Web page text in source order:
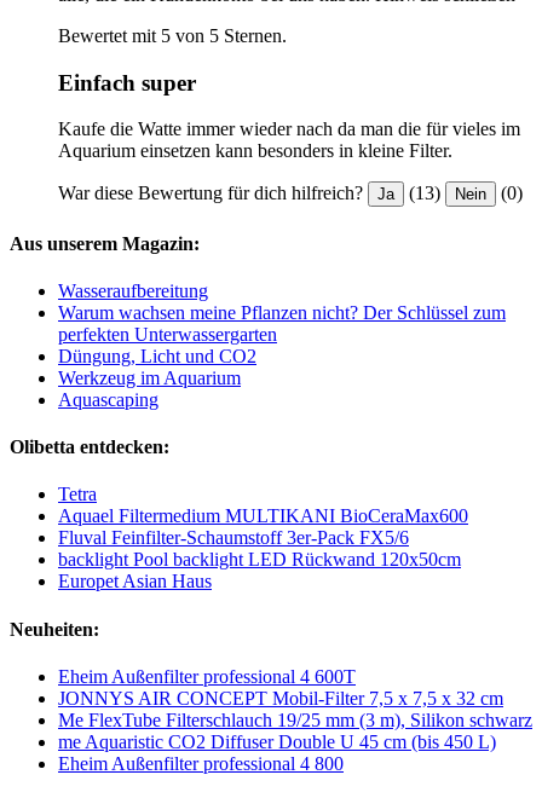
Bewertet mit 5 von 5 Sternen.
Einfach super
Kaufe die Watte immer wieder nach da man die für vieles im
Aquarium einsetzen kann besonders in kleine Filter.
War diese Bewertung für dich hilfreich? Ja (13) Nein (0)
Aus unserem Magazin:
Wasseraufbereitung
Warum wachsen meine Pflanzen nicht? Der Schlüssel zum
perfekten Unterwassergarten
Düngung, Licht und CO2
Werkzeug im Aquarium
Aquascaping
Olibetta entdecken:
Tetra
Aquael Filtermedium MULTIKANI BioCeraMax600
Fluval Feinfilter-Schaumstoff 3er-Pack FX5/6
backlight Pool backlight LED Rückwand 120x50cm
Europet Asian Haus
Neuheiten:
Eheim Außenfilter professional 4 600T
JONNYS AIR CONCEPT Mobil-Filter 7,5 x 7,5 x 32 cm
Me FlexTube Filterschlauch 19/25 mm (3 m), Silikon schwarz
me Aquaristic CO2 Diffuser Double U 45 cm (bis 450 L)
Eheim Außenfilter professional 4 800